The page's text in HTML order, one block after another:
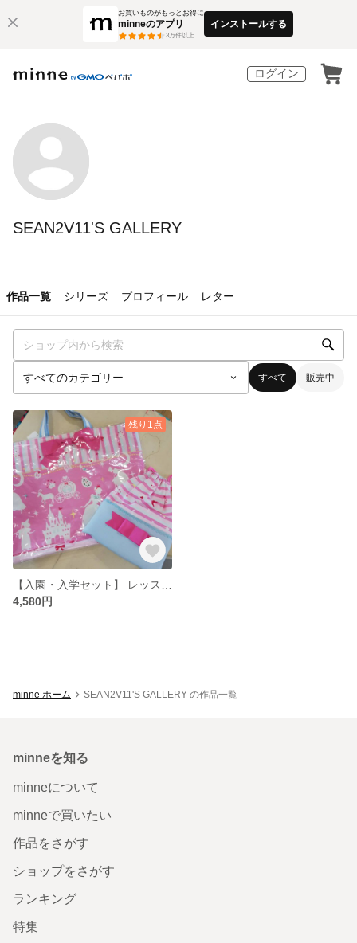
お買いものがもっとお得に
minneのアプリ
3万件以上
インストールする
ログイン
SEAN2V11'S GALLERY
作品一覧 シリーズ プロフィール レター
すべて 販売中
残り1点
4,580円
minne ホーム SEAN2V11'S GALLERY の作品一覧
minneを知る
minneについて
minneで買いたい
作品をさがす
ショップをさがす
ランキング
特集